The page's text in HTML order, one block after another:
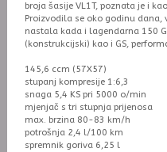
broja šasije VL1T, poznata je i
Proizvodila se oko godinu
nastala kada i lagendarna 150
(konstrukcijski) kao i GS,
145,6 ccm (57X57)
stupanj kompresije 1:6,3
snaga 5,4 KS pri 5000 o/min
mjenjač s tri stupnja prijenosa
max. brzina 80-83 km/h
potrošnja 2,4 l/100 km
spremnik goriva 6,25 l